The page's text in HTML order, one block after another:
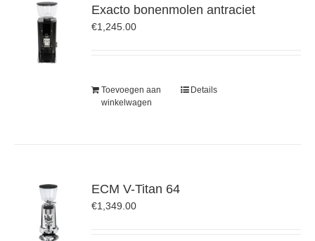
Exacto bonenmolen antraciet
€1,245.00
Toevoegen aan
winkelwagen
Details
ECM V-Titan 64
€1,349.00